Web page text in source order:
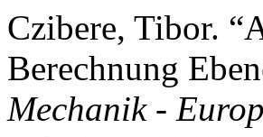
Czibere, Tibor.
Berechnung
Mechanik -